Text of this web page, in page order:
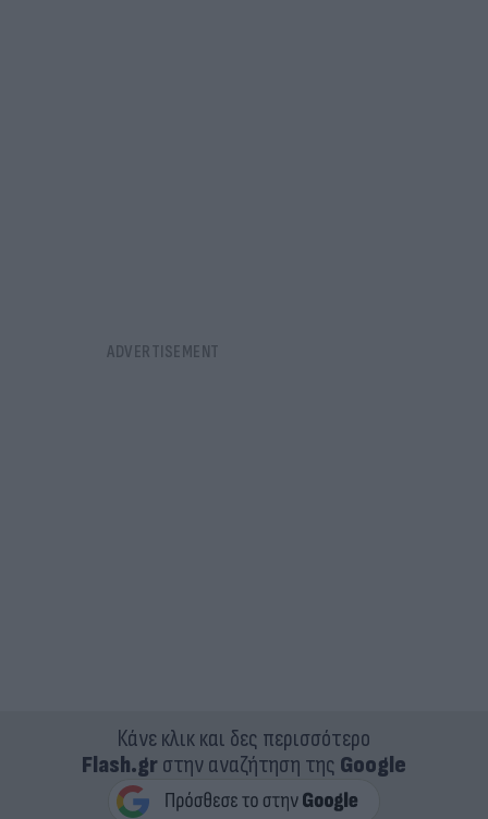
Κάνε κλικ και δες περισσότερο
Flash.grστην αναζήτηση της Google